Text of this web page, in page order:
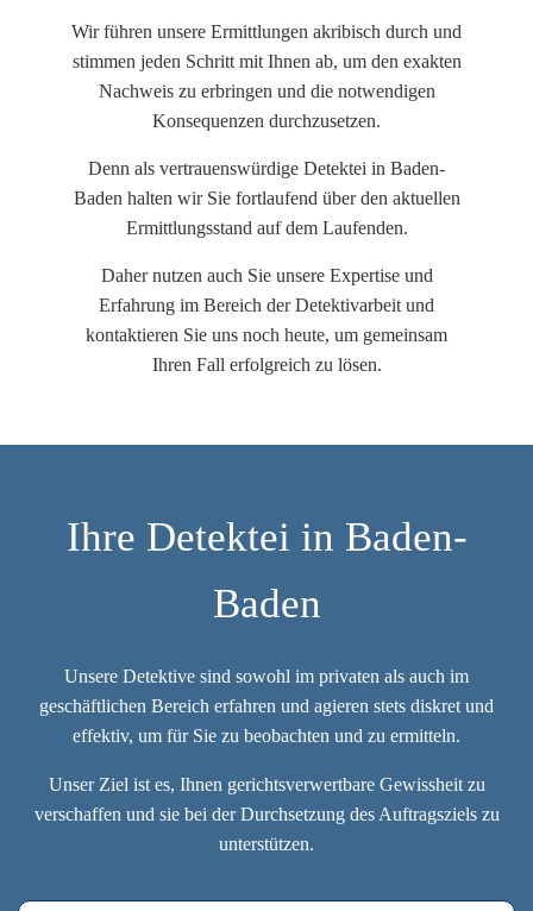
Wir führen unsere Ermittlungen akribisch durch und
stimmen jeden Schritt mit Ihnen ab, um den exakten
Nachweis zu erbringen und die notwendigen
Konsequenzen durchzusetzen.
Denn als vertrauenswürdige Detektei in Baden-
Baden halten wir Sie fortlaufend über den aktuellen
Ermittlungsstand auf dem Laufenden.
Daher nutzen auch Sie unsere Expertise und
Erfahrung im Bereich der Detektivarbeit und
kontaktieren Sie uns noch heute, um gemeinsam
Ihren Fall erfolgreich zu lösen.
Ihre Detektei in Baden-
Baden
Unsere Detektive sind sowohl im privaten als auch im
geschäftlichen Bereich erfahren und agieren stets diskret und
effektiv, um für Sie zu beobachten und zu ermitteln.
Unser Ziel ist es, Ihnen gerichtsverwertbare Gewissheit zu
verschaffen und sie bei der Durchsetzung des Auftragsziels zu
unterstützen.